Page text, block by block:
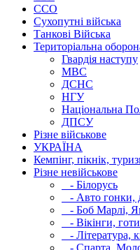
ССО
Сухопутні війська
Танкові Війська
Територіальна
Гвардія наступу
МВС
ДСНС
НГУ
Національна
ДПСУ
Різне військове
УКРАЇНА
Кемпінг, пікнік,
Різне невійськове
- Білорусь
- Авто гонки,
- Боб Марлі,
- Вікінги,
-